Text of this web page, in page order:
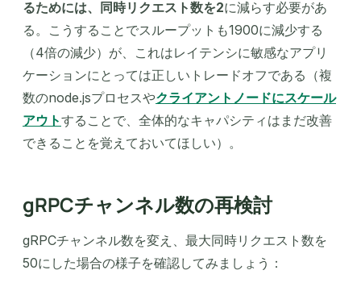
るためには、同時リクエスト数を2に減らす必要があ
る。こうすることでスループットも1900に減少する
（4倍の減少）が、これはレイテンシに敏感なアプリ
ケーションにとっては正しいトレードオフである（複
数のnode.jsプロセスやクライアントノードにスケール
アウトすることで、全体的なキャパシティはまだ改善
できることを覚えておいてほしい）。
gRPCチャンネル数の再検討
gRPCチャンネル数を変え、最大同時リクエスト数を
50にした場合の様子を確認してみましょう：